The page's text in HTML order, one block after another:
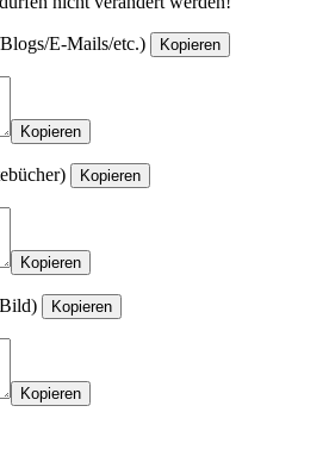
E-Mails/etc.) Kopieren
Kopieren
Kopieren
Kopieren
Kopieren
Kopieren